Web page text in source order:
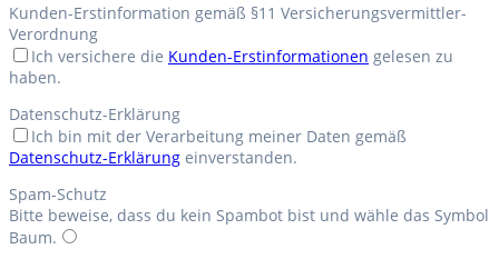
Kunden-Erstinformation gemäß §11 Versicherungsvermittler-
Verordnung
Ich versichere die Kunden-Erstinformationen gelesen zu
haben.
Datenschutz-Erklärung
Ich bin mit der Verarbeitung meiner Daten gemäß
Datenschutz-Erklärung einverstanden.
Spam-Schutz
Bitte beweise, dass du kein Spambot bist und wähle das Symbol
Baum.